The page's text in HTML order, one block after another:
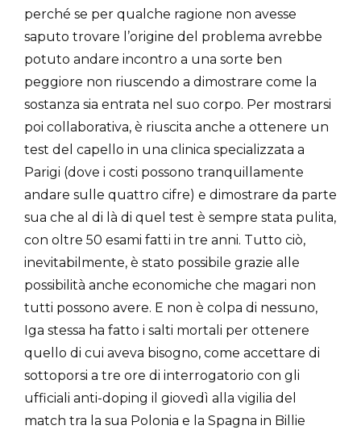
perché se per qualche ragione non avesse
saputo trovare l’origine del problema avrebbe
potuto andare incontro a una sorte ben
peggiore non riuscendo a dimostrare come la
sostanza sia entrata nel suo corpo. Per mostrarsi
poi collaborativa, è riuscita anche a ottenere un
test del capello in una clinica specializzata a
Parigi (dove i costi possono tranquillamente
andare sulle quattro cifre) e dimostrare da parte
sua che al di là di quel test è sempre stata pulita,
con oltre 50 esami fatti in tre anni. Tutto ciò,
inevitabilmente, è stato possibile grazie alle
possibilità anche economiche che magari non
tutti possono avere. E non è colpa di nessuno,
Iga stessa ha fatto i salti mortali per ottenere
quello di cui aveva bisogno, come accettare di
sottoporsi a tre ore di interrogatorio con gli
ufficiali anti-doping il giovedì alla vigilia del
match tra la sua Polonia e la Spagna in Billie